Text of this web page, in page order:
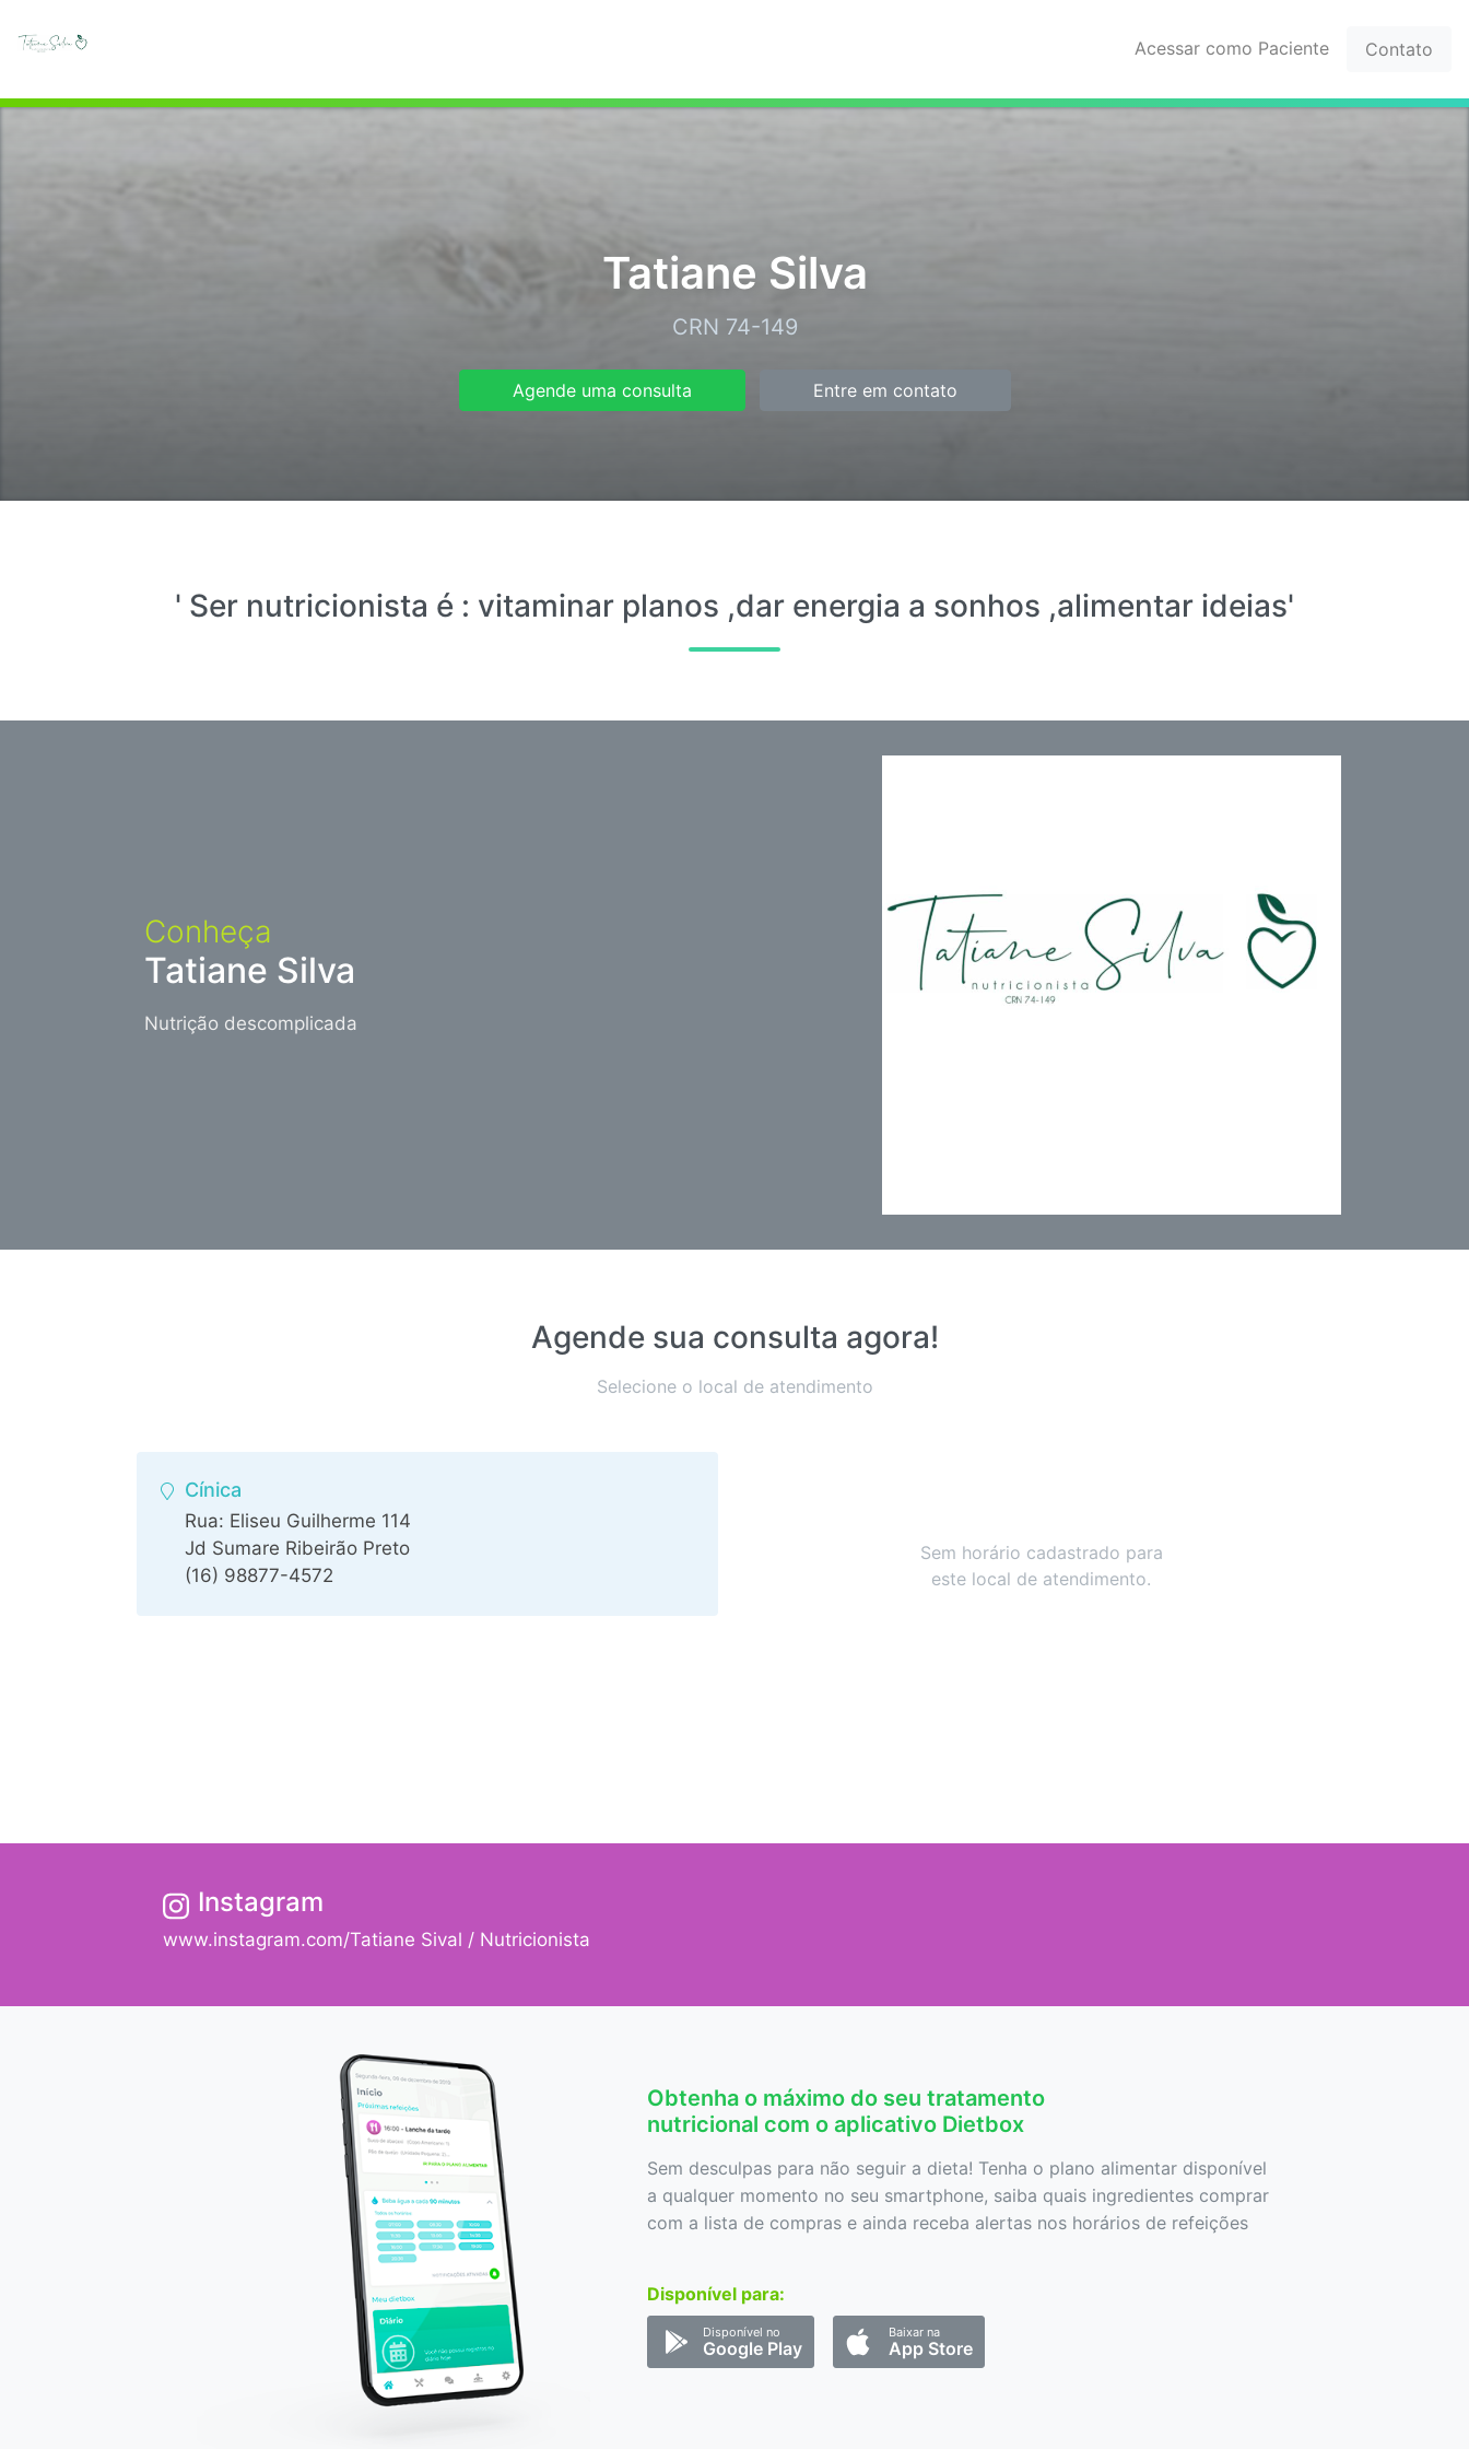
Acessar como Paciente Contato
Tatiane Silva
CRN 74-149
Agende uma consulta Entre em contato
' Ser nutricionista é : vitaminar planos ,dar energia a sonhos ,alimentar ideias'
Conheça
Tatiane Silva
Nutrição descomplicada
Agende sua consulta agora!
Selecione o local de atendimento
Cínica
Rua: Eliseu Guilherme 114
Jd Sumare Ribeirão Preto
(16) 98877-4572
Sem horário cadastrado para
este local de atendimento.
Instagram
www.instagram.com/Tatiane Sival / Nutricionista
Obtenha o máximo do seu tratamento
nutricional com o aplicativo Dietbox
Sem desculpas para não seguir a dieta! Tenha o plano alimentar disponível
a qualquer momento no seu smartphone, saiba quais ingredientes comprar
com a lista de compras e ainda receba alertas nos horários de refeições
Disponível para:
Disponível no
Google Play
Baixar na
App Store